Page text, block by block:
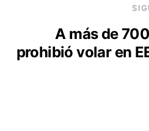
A más de
prohibió volar en